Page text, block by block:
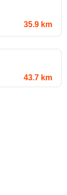
35.9 km
43.7 km